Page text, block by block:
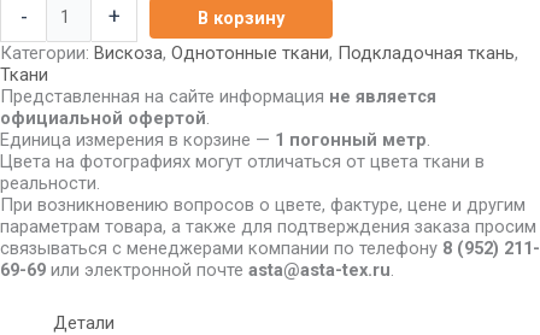
- +
В корзину
Категории: Вискоза, Однотонные ткани, Подкладочная ткань,
Ткани
Представленная на сайте информация не является
официальной офертой.
Единица измерения в корзине — 1 погонный метр.
Цвета на фотографиях могут отличаться от цвета ткани в
реальности.
При возникновению вопросов о цвете, фактуре, цене и другим
параметрам товара, а также для подтверждения заказа просим
связываться с менеджерами компании по телефону 8 (952) 211-
69-69 или электронной почте asta@asta-tex.ru.
Детали